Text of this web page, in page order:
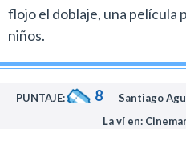
flojo el doblaje, una película
niños.
PUNTAJE: 8 Santiago
La ví en: